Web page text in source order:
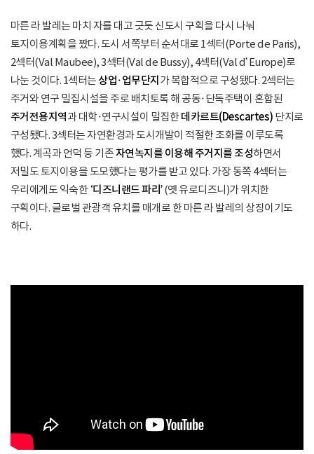
마른 라 발레는 마치 자를 대고 긋듯 신도시 구획을 다시 나눠
토지이용계획을 짰다. 도시 서쪽부터 순서대로 1섹터(Porte de Paris),
2섹터(Val Maubee), 3섹터(Val de Bussy), 4섹터(Val d’Europe)로
나눈 것이다. 1섹터는상업·업무단지 가 복합적으로 구성됐다. 2섹터는
주거와 연구 밀집시설을 주로 배치토록 해 공동·단독주택이 혼합된
주거전용지역과 대학·연구시설이 밀집한 데카르트(Descartes) 단지로
구성됐다. 3섹터는 자연환경과 도시개발이 적절한 조화를 이루도록
했다. 계곡과 언덕 등 기존자연녹지를 이용해 주거지를 조성하면서
저밀도 토지이용을 도모했다는 평가를 받고 있다. 가장 동쪽 4섹터는
우리에게도 익숙한 ‘디즈니랜드 파리’(옛 유로디즈니)가 위치한
구획이다. 글로벌 관광객 유치를 매개로 한 마른 라 발레의 상징이기도
하다.